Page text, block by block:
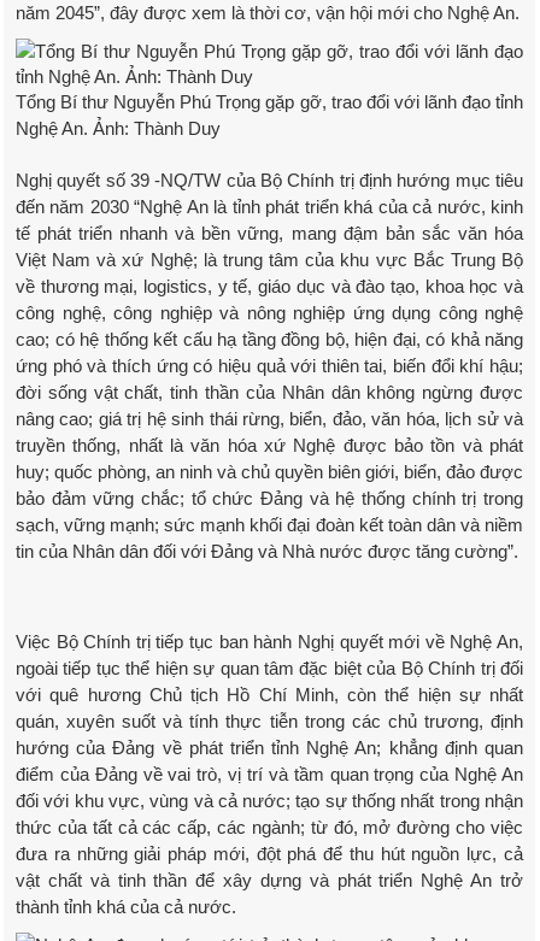
năm 2045”, đây được xem là thời cơ, vận hội mới cho Nghệ An.
Tổng Bí thư Nguyễn Phú Trọng gặp gỡ, trao đổi với lãnh đạo tỉnh
Nghệ An. Ảnh: Thành Duy
Nghị quyết số 39 -NQ/TW của Bộ Chính trị định hướng mục tiêu
đến năm 2030 “Nghệ An là tỉnh phát triển khá của cả nước, kinh
tế phát triển nhanh và bền vững, mang đậm bản sắc văn hóa
Việt Nam và xứ Nghệ; là trung tâm của khu vực Bắc Trung Bộ
về thương mại, logistics, y tế, giáo dục và đào tạo, khoa học và
công nghệ, công nghiệp và nông nghiệp ứng dụng công nghệ
cao; có hệ thống kết cấu hạ tầng đồng bộ, hiện đại, có khả năng
ứng phó và thích ứng có hiệu quả với thiên tai, biến đổi khí hậu;
đời sống vật chất, tinh thần của Nhân dân không ngừng được
nâng cao; giá trị hệ sinh thái rừng, biển, đảo, văn hóa, lịch sử và
truyền thống, nhất là văn hóa xứ Nghệ được bảo tồn và phát
huy; quốc phòng, an ninh và chủ quyền biên giới, biển, đảo được
bảo đảm vững chắc; tổ chức Đảng và hệ thống chính trị trong
sạch, vững mạnh; sức mạnh khối đại đoàn kết toàn dân và niềm
tin của Nhân dân đối với Đảng và Nhà nước được tăng cường”.
Việc Bộ Chính trị tiếp tục ban hành Nghị quyết mới về Nghệ An,
ngoài tiếp tục thể hiện sự quan tâm đặc biệt của Bộ Chính trị đối
với quê hương Chủ tịch Hồ Chí Minh, còn thể hiện sự nhất
quán, xuyên suốt và tính thực tiễn trong các chủ trương, định
hướng của Đảng về phát triển tỉnh Nghệ An; khẳng định quan
điểm của Đảng về vai trò, vị trí và tầm quan trọng của Nghệ An
đối với khu vực, vùng và cả nước; tạo sự thống nhất trong nhận
thức của tất cả các cấp, các ngành; từ đó, mở đường cho việc
đưa ra những giải pháp mới, đột phá để thu hút nguồn lực, cả
vật chất và tinh thần để xây dựng và phát triển Nghệ An trở
thành tỉnh khá của cả nước.